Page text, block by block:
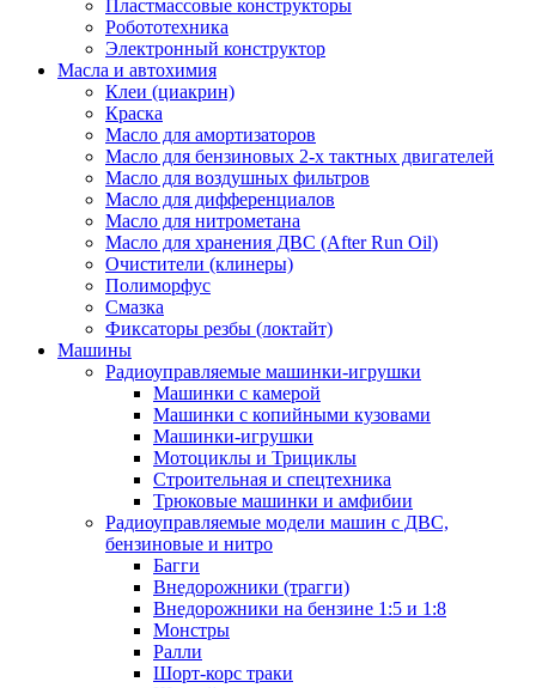
Пластмассовые конструкторы
Робототехника
Электронный конструктор
Масла и автохимия
Клеи (циакрин)
Краска
Масло для амортизаторов
Масло для бензиновых 2-х тактных двигателей
Масло для воздушных фильтров
Масло для дифференциалов
Масло для нитрометана
Масло для хранения ДВС (After Run Oil)
Очистители (клинеры)
Полиморфус
Смазка
Фиксаторы резбы (локтайт)
Машины
Радиоуправляемые машинки-игрушки
Машинки с камерой
Машинки с копийными кузовами
Машинки-игрушки
Мотоциклы и Трициклы
Строительная и спецтехника
Трюковые машинки и амфибии
Радиоуправляемые модели машин с ДВС,
бензиновые и нитро
Багги
Внедорожники (трагги)
Внедорожники на бензине 1:5 и 1:8
Монстры
Ралли
Шорт-корс траки